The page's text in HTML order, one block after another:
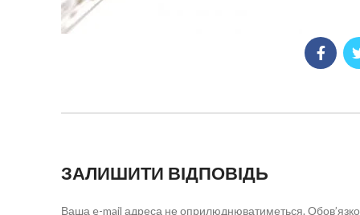
ЗАЛИШИТИ ВІДПОВІДЬ
Ваша e-mail адреса не оприлюднюватиметься.